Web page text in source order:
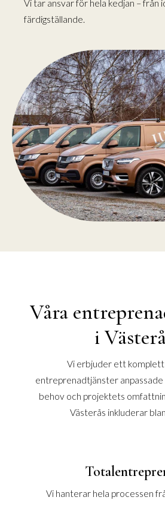
Vi tar ansvar för hela kedjan – från
färdigställande.
Våra
i
Vi erbjuder ett
entreprenadtjänster
behov och projektets
Västerås inkluderar
Vi hanterar hela processen